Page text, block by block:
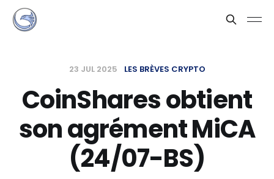
23 JUL 2025 LES BRÈVES CRYPTO
CoinShares obtient
son agrément MiCA
(24/07-BS)